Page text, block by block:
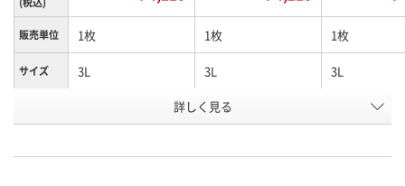
販売単位 1枚 1枚 1枚
サイズ 3L 3L 3L
アルティメットグレ
ー
サックス ダークグレー
お申込番
詳しく見る